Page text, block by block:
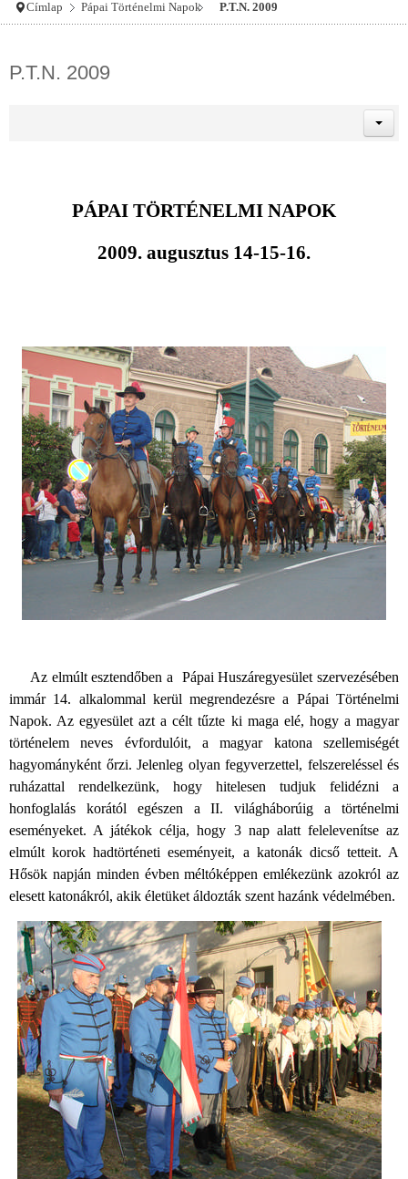
Címlap Pápai Történelmi Napok P.T.N. 2009
P.T.N. 2009
PÁPAI TÖRTÉNELMI NAPOK
2009. augusztus 14-15-16.
Az elmúlt esztendőben a
Pápai Huszáregyesület szervezésében
immár 14. alkalommal kerül megrendezésre a Pápai Történelmi
Napok. Az egyesület azt a célt tűzte ki maga elé, hogy a magyar
történelem neves évfordulóit, a magyar katona szellemiségét
hagyományként őrzi. Jelenleg olyan fegyverzettel, felszereléssel és
ruházattal rendelkezünk, hogy hitelesen tudjuk felidézni a
honfoglalás korától egészen a II. világháborúig a történelmi
eseményeket. A játékok célja, hogy 3 nap alatt felelevenítse az
elmúlt korok hadtörténeti eseményeit, a katonák dicső tetteit. A
Hősök napján minden évben méltóképpen emlékezünk azokról az
elesett katonákról, akik életüket áldozták szent hazánk védelmében.